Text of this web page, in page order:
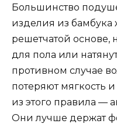
Большинство
изделия из бамбука
решетчатой ​​основе,
для пола или
противном случае
потеряют мягкость
из этого правила —
Они лучше держат